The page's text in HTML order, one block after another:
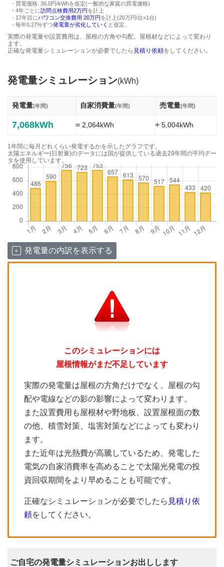
・買電価格: 36.0円/kWhを仮定(一般的な家庭の買電価格)
・4年ごとに訪問点検費用2万円を計上
・17年目にパワコン交換費用 20万円を計上(20万円/台×1台)
・毎年0.27%ずつ発電量が劣化していく と仮定。
実際の発電量や設置費用は、屋根の方角や勾配、屋根材などによって変わり
ます。
正確な発電量シミュレーションが必要でしたら 見積り依頼をしてください。
発電量シミュレーション(kWh)
発電量(年間) 自家消費量(年間) 売電量(年間)
7,068kWh =2,064kWh +5,004kWh
1年間に毎月どれくらい発電するかを示したグラフです。
太陽エネルギー(日射量)のデータには国が提供している過去29年間の平均デー
タを使用しています。
発電量の内訳を表示する
このシミュレーションには
屋根情報がまだ不足しています
実際の発電量は屋根の方角だけでなく、屋根の勾
配や電線などの影の影響によって変わります。
また設置費用も屋根材や野地板、設置屋根面の数
の他、積雪対策、塩害対策などによっても変わり
ます。
また近年は光熱費が高騰しているため、発電した
電気の自家消費率を高めることで太陽光発電の投
資回収期間をより早めることも可能です。
正確なシミュレーションが必要でしたら 見積り依
頼をしてください。
ご自宅の発電量シミュレーションお出しします